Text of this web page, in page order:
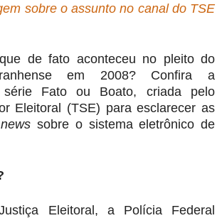
sobre o assunto no canal do TSE
de fato aconteceu no pleito do
em 2008? Confira a
série Fato ou Boato, criada pelo
Eleitoral (TSE) para esclarecer as
sobre o sistema eletrônico de
Eleitoral, a Polícia Federal